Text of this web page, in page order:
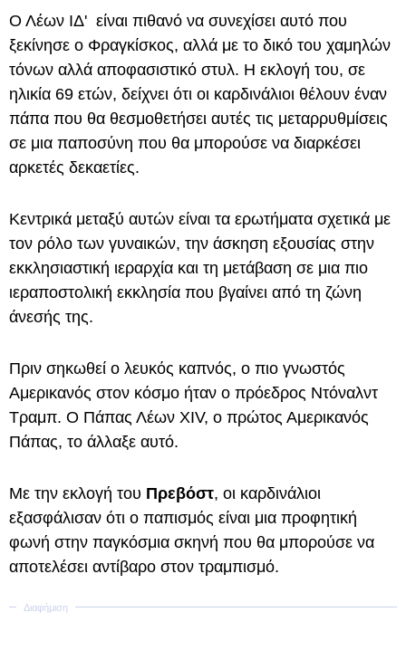
Ο Λέων ΙΔ' είναι πιθανό να συνεχίσει αυτό που
ξεκίνησε ο Φραγκίσκος, αλλά με το δικό του χαμηλών
τόνων αλλά αποφασιστικό στυλ. Η εκλογή του, σε
ηλικία 69 ετών, δείχνει ότι οι καρδινάλιοι θέλουν έναν
πάπα που θα θεσμοθετήσει αυτές τις μεταρρυθμίσεις
σε μια παποσύνη που θα μπορούσε να διαρκέσει
αρκετές δεκαετίες.
Κεντρικά μεταξύ αυτών είναι τα ερωτήματα σχετικά με
τον ρόλο των γυναικών, την άσκηση εξουσίας στην
εκκλησιαστική ιεραρχία και τη μετάβαση σε μια πιο
ιεραποστολική εκκλησία που βγαίνει από τη ζώνη
άνεσής της.
Πριν σηκωθεί ο λευκός καπνός, ο πιο γνωστός
Αμερικανός στον κόσμο ήταν ο πρόεδρος Ντόναλντ
Τραμπ. Ο Πάπας Λέων XIV, ο πρώτος Αμερικανός
Πάπας, το άλλαξε αυτό.
Με την εκλογή του Πρεβόστ, οι καρδινάλιοι
εξασφάλισαν ότι ο παπισμός είναι μια προφητική
φωνή στην παγκόσμια σκηνή που θα μπορούσε να
αποτελέσει αντίβαρο στον τραμπισμό.